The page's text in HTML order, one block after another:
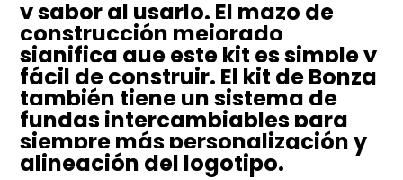
y sabor al usarlo. El mazo de
construcción mejorado
significa que este kit es simple y
fácil de construir. El kit de Bonza
también tiene un sistema de
fundas intercambiables para
siempre más personalización y
alineación del logotipo.